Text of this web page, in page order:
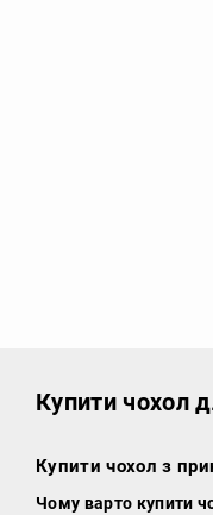
Купити чохол
Купити чохол з
Чому варто купити